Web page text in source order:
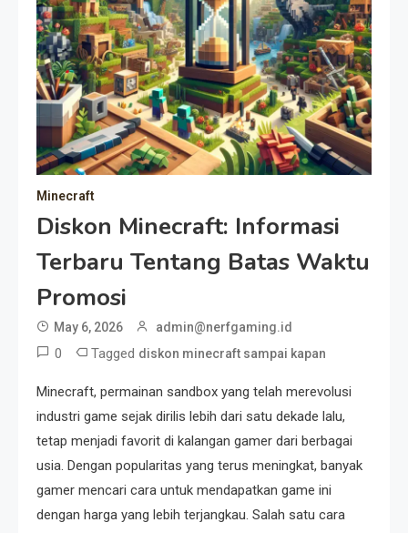
Minecraft
Diskon Minecraft: Informasi
Terbaru Tentang Batas Waktu
Promosi
May 6, 2026 admin@nerfgaming.id
0 Tagged diskon minecraft sampai kapan
Minecraft, permainan sandbox yang telah merevolusi
industri game sejak dirilis lebih dari satu dekade lalu,
tetap menjadi favorit di kalangan gamer dari berbagai
usia. Dengan popularitas yang terus meningkat, banyak
gamer mencari cara untuk mendapatkan game ini
dengan harga yang lebih terjangkau. Salah satu cara